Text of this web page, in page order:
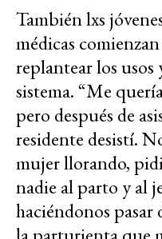
También lxs
médicas
replantear los
sistema. “Me
pero después de
residente desistí.
mujer llorando,
nadie al parto y al
haciéndonos